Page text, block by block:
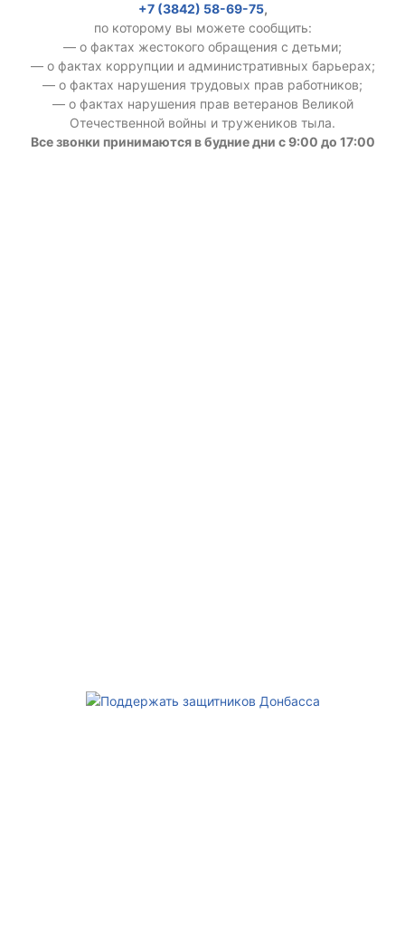
+7 (3842) 58-69-75,
по которому вы можете сообщить:
— о фактах жестокого обращения с детьми;
— о фактах коррупции и административных барьерах;
— о фактах нарушения трудовых прав работников;
— о фактах нарушения прав ветеранов Великой
Отечественной войны и тружеников тыла.
Все звонки принимаются в будние дни с 9:00 до 17:00